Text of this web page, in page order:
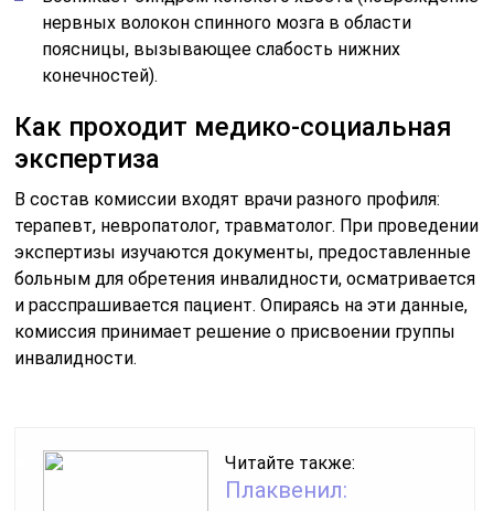
нервных волокон спинного мозга в области
поясницы, вызывающее слабость нижних
конечностей).
Как проходит медико-социальная
экспертиза
В состав комиссии входят врачи разного профиля:
терапевт, невропатолог, травматолог. При проведении
экспертизы изучаются документы, предоставленные
больным для обретения инвалидности, осматривается
и расспрашивается пациент. Опираясь на эти данные,
комиссия принимает решение о присвоении группы
инвалидности.
Читайте также:
Плаквенил: